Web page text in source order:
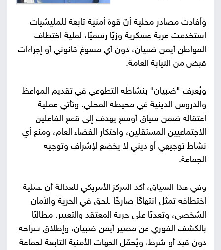
وأفادت مصادر محلية أنّ قوة أمنية تابعة للمليشيات
استخدمت عربة عسكرية وزيًا رسميًا، لملية اختطاف
المواطن أيمن ضبيان، دون أي مسوغ قانوني أو إجراءات
قبض من النيابة العامة.
ويُعرف "ضبيان" بنشاطه التطوعي في تقديم المواعظ
والدروس الدينية في محيطه المحلي. وتأتي عملية
اعتقاله ضمن سياق أوسع يهدف إلى قمع الفاعلين
الاجتماعيين المستقلين، واحتكار الفضاء العام، ومنع أي
نشاط توجيهي أو ديني لا يخضع لإشراف وتوجيه
الجماعة.
وفي هذا السياق، أكد المركز الأمريكي للعدالة أن عملية
اختطافه تمثل انتهاكًا صارخًا للحق في الحرية والأمان
الشخصي، وتعديًا على حرية المعتقد والتعبير. مطالبًا
بالكشف الفوري عن مصير أيمن ضبيان، وإطلاق سراحه
دون قيد أو شرط، ويُحمّل الجهات الأمنية التابعة لجماعة